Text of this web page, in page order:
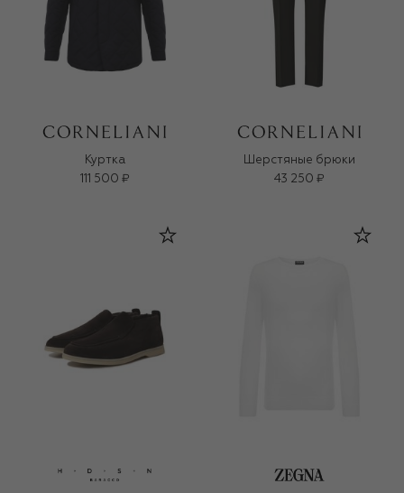
Куртка
111 500 ₽
Шерстяные брюки
43 250 ₽